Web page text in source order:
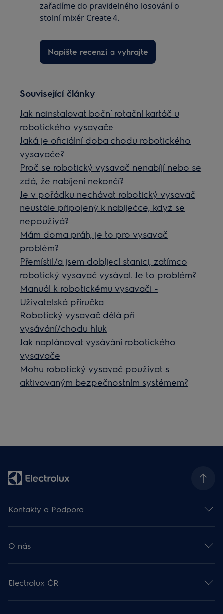
zařadíme do pravidelného losování o
stolní mixér Create 4.
Napište recenzi a vyhrajte
Související články
Jak nainstalovat boční rotační kartáč u
robotického vysavače
Jaká je oficiální doba chodu robotického
vysavače?
Proč se robotický vysavač nenabíjí nebo se
zdá, že nabíjení nekončí?
Je v pořádku nechávat robotický vysavač
neustále připojený k nabíječce, když se
nepoužívá?
Mám doma práh, je to pro vysavač
problém?
Přemístil/a jsem dobíjecí stanici, zatímco
robotický vysavač vysával. Je to problém?
Manuál k robotickému vysavači -
Uživatelská příručka
Robotický vysavač dělá při
vysávání/chodu hluk
Jak naplánovat vysávání robotického
vysavače
Mohu robotický vysavač používat s
aktivovaným bezpečnostním systémem?
Kontakty a Podpora
O nás
Electrolux ČR